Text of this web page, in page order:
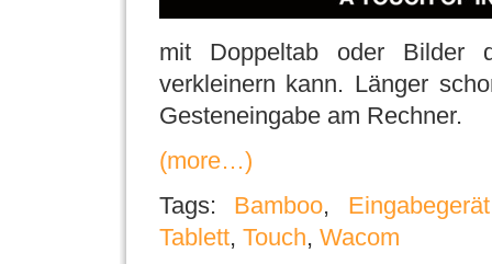
mit Doppeltab oder Bilder
verkleinern kann. Länger
Gesteneingabe am Rechner.
(more…)
Tags: Bamboo, Eingabegerät
Tablett, Touch, Wacom